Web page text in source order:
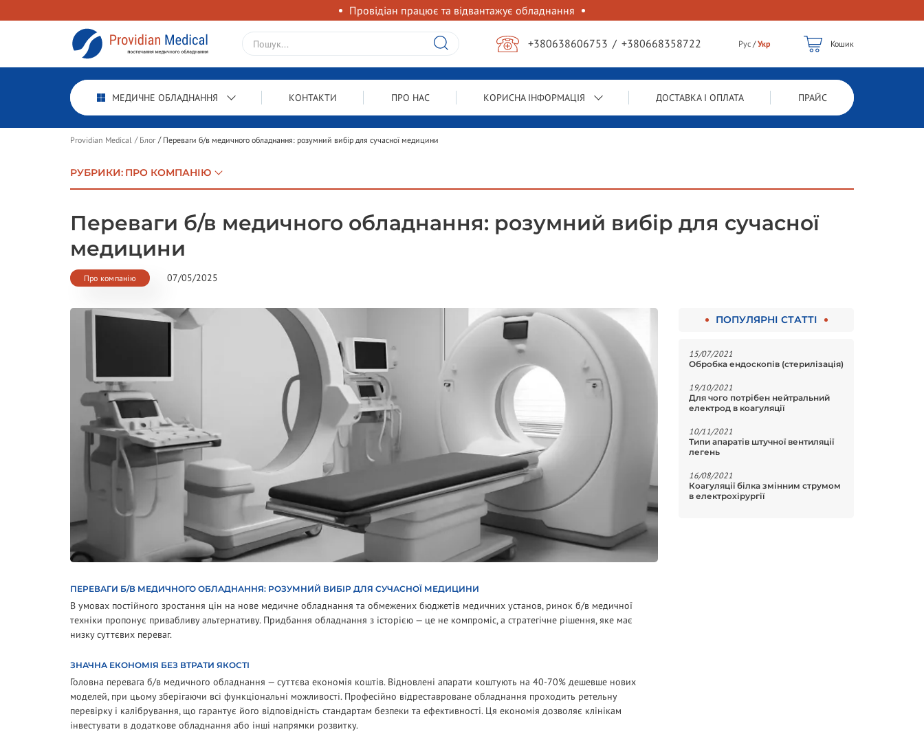
Провідіан працює та відвантажує обладнання
+380638606753 / +380668358722 Рус /Укр Кошик
МЕДИЧНЕ ОБЛАДНАННЯ КОНТАКТИ ПРО НАС КОРИСНА ІНФОРМАЦІЯ ДОСТАВКА І ОПЛАТА ПРАЙС
Providian Medical Блог Переваги б/в медичного обладнання: розумний вибір для сучасної медицини
РУБРИКИ: ПРО КОМПАНІЮ
Переваги б/в медичного обладнання: розумний вибір для сучасної
медицини
Про компанію 07/05/2025
ПЕРЕВАГИ Б/В МЕДИЧНОГО ОБЛАДНАННЯ: РОЗУМНИЙ ВИБІР ДЛЯ СУЧАСНОЇ МЕДИЦИНИ
В умовах постійного зростання цін на нове медичне обладнання та обмежених бюджетів медичних установ, ринок б/в медичної
техніки пропонує привабливу альтернативу. Придбання обладнання з історією — це не компроміс, а стратегічне рішення, яке має
низку суттєвих переваг.
ЗНАЧНА ЕКОНОМІЯ БЕЗ ВТРАТИ ЯКОСТІ
Головна перевага б/в медичного обладнання — суттєва економія коштів. Відновлені апарати коштують на 40-70% дешевше нових
моделей, при цьому зберігаючи всі функціональні можливості. Професійно відреставроване обладнання проходить ретельну
перевірку і калібрування, що гарантує його відповідність стандартам безпеки та ефективності. Ця економія дозволяє клінікам
інвестувати в додаткове обладнання або інші напрямки розвитку.
ПОПУЛЯРНІ СТАТТІ
15/07/2021
Обробка ендоскопів (стерилізація)
19/10/2021
Для чого потрібен нейтральний
електрод в коагуляції
10/11/2021
Типи апаратів штучної вентиляції
легень
16/08/2021
Коагуляції білка змінним струмом
в електрохірургії